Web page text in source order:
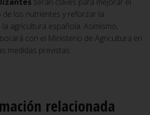
los nutrientes y reforzar la
agricultura española. Asimismo,
con el Ministerio de Agricultura en
medidas previstas.
relacionada